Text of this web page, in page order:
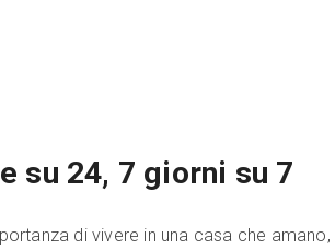
su 24, 7 giorni su 7
di vivere in una casa che amano,